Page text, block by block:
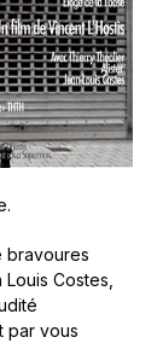
bravoures
Costes,
par vous